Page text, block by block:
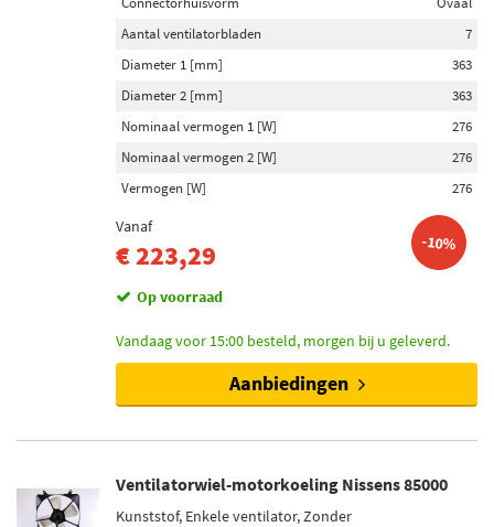
Aantal ventilatorbladen
7
Diameter 1 [mm]
363
Diameter 2 [mm]
363
Nominaal vermogen 1 [W]
276
Nominaal vermogen 2 [W]
276
Vermogen [W]
276
Vanaf
€ 223,29 -10%
Op voorraad
Vandaag voor 15:00 besteld, morgen bij u geleverd.
Aanbiedingen
Ventilatorwiel-motorkoeling Nissens 85000
Kunststof, Enkele ventilator, Zonder